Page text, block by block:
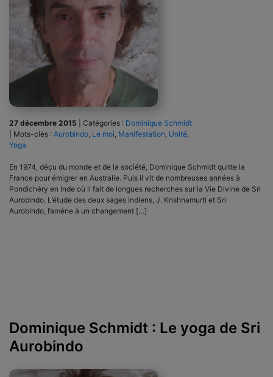
27 décembre 2015 Catégories : Dominique Schmidt
Mots-clés : Aurobindo, Le moi, Manifestation, Unité,
Yoga
En 1974, déçu du monde et de la société, Dominique Schmidt quitte la
France pour émigrer en Australie. Puis il vit de nombreuses années à
Pondichéry en Inde où il fait de longues recherches sur la Vie Divine de Sri
Aurobindo. L’étude des deux sages indiens, J. Krishnamurti et Sri
Aurobindo, l’amène à un changement […]
Dominique Schmidt : Le yoga de Sri
Aurobindo